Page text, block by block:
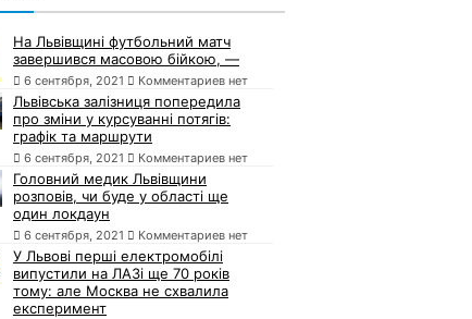
На Львівщині футбольний матч
завершився масовою бійкою, —
6 сентября, 2021 Комментариев нет
Львівська залізниця попередила
про зміни у курсуванні потягів:
графік та маршрути
6 сентября, 2021 Комментариев нет
Головний медик Львівщини
розповів, чи буде у області ще
один локдаун
6 сентября, 2021 Комментариев нет
У Львові перші електромобілі
випустили на ЛАЗі ще 70 років
тому: але Москва не схвалила
експеримент